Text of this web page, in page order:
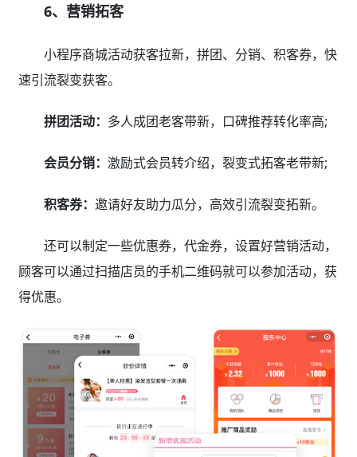
6、营销拓客
小程序商城活动获客拉新，拼团、分销、积客券，快
速引流裂变获客。
拼团活动： 多人成团老客带新，口碑推荐转化率高;
会员分销： 激励式会员转介绍，裂变式拓客老带新;
积客券： 邀请好友助力瓜分，高效引流裂变拓新。
还可以制定一些优惠券，代金券，设置好营销活动，
顾客可以通过扫描店员的手机二维码就可以参加活动，获
得优惠。